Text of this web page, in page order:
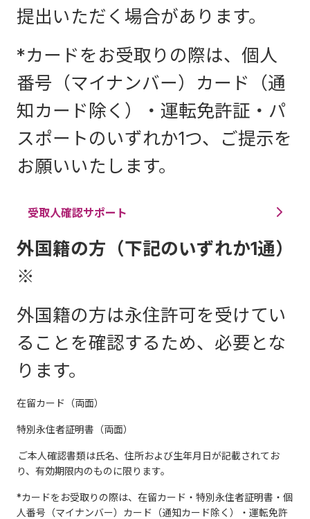
提出いただく場合があります。
*カードをお受取りの際は、個人
番号（マイナンバー）カード（通
知カード除く）・運転免許証・パ
スポートのいずれか1つ、ご提示を
お願いいたします。
受取人確認サポート
外国籍の方（下記のいずれか1通）
※
外国籍の方は永住許可を受けてい
ることを確認するため、必要とな
ります。
在留カード（両面）
特別永住者証明書（両面）
ご本人確認書類は氏名、住所および生年月日が記載されてお
り、有効期限内のものに限ります。
*カードをお受取りの際は、在留カード・特別永住者証明書・個
人番号（マイナンバー）カード（通知カード除く）・運転免許